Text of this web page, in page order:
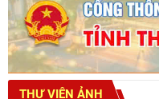
THƯ VIỆN ẢNH